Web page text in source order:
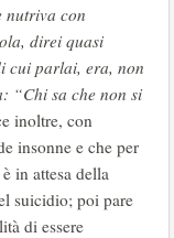
nutriva con
direi quasi
cui parlai, era, non
“Chi sa che non si
inoltre, con
insonne e che per
in attesa della
suicidio; poi pare
di essere